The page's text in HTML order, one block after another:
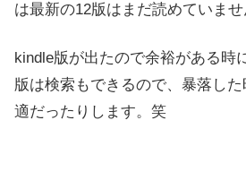
は最新の12版はまだ読めていませ
kindle版が出たので余裕がある時
版は検索もできるので、暴落し
適だったりします。笑